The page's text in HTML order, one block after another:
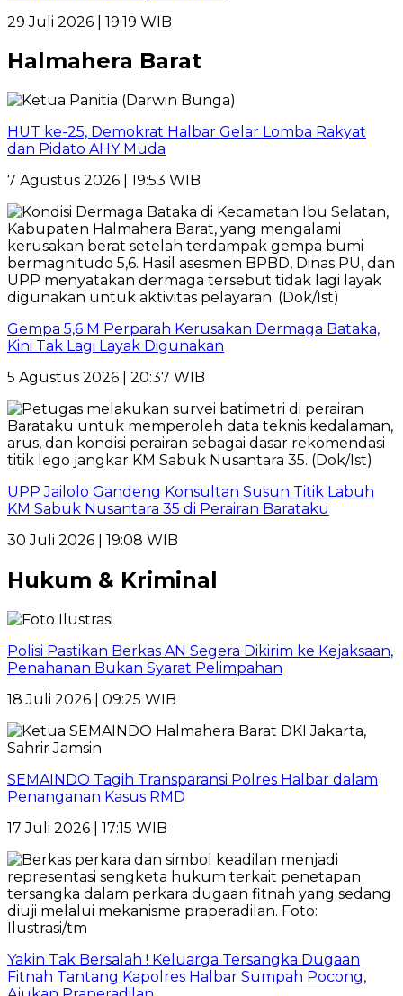
29 Juli 2026 | 19:19 WIB
Halmahera Barat
HUT ke-25, Demokrat Halbar Gelar Lomba Rakyat
dan Pidato AHY Muda
7 Agustus 2026 | 19:53 WIB
Gempa 5,6 M Perparah Kerusakan Dermaga Bataka,
Kini Tak Lagi Layak Digunakan
5 Agustus 2026 | 20:37 WIB
UPP Jailolo Gandeng Konsultan Susun Titik Labuh
KM Sabuk Nusantara 35 di Perairan Barataku
30 Juli 2026 | 19:08 WIB
Hukum & Kriminal
Polisi Pastikan Berkas AN Segera Dikirim ke Kejaksaan,
Penahanan Bukan Syarat Pelimpahan
18 Juli 2026 | 09:25 WIB
SEMAINDO Tagih Transparansi Polres Halbar dalam
Penanganan Kasus RMD
17 Juli 2026 | 17:15 WIB
Yakin Tak Bersalah ! Keluarga Tersangka Dugaan
Fitnah Tantang Kapolres Halbar Sumpah Pocong,